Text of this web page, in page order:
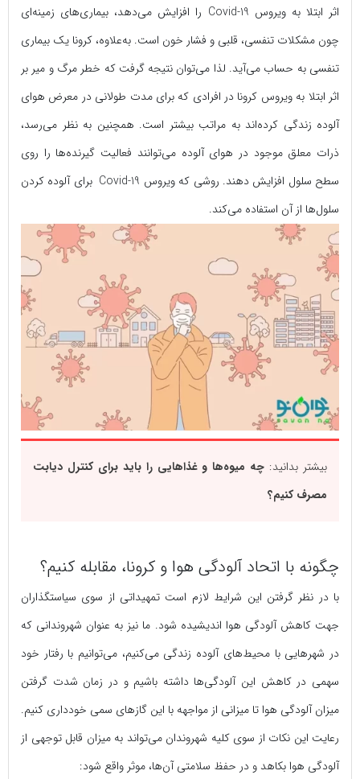
اثر ابتلا به ویروس Covid-19 را افزایش می‌دهد، بیماری‌های زمینه‌ای
چون مشکلات تنفسی، قلبی و فشار خون است. به‌علاوه، کرونا یک بیماری
تنفسی به حساب می‌آید. لذا می‌توان نتیجه گرفت که خطر مرگ و میر بر
اثر ابتلا به ویروس کرونا در افرادی که برای مدت طولانی در معرض هوای
آلوده زندگی کرده‌اند به مراتب بیشتر است. همچنین به نظر می‌رسد،
ذرات معلق موجود در هوای آلوده می‌توانند فعالیت گیرنده‌ها را روی
سطح سلول افزایش دهند. روشی که ویروس Covid-19 برای آلوده کردن
سلول‌ها از آن استفاده می‌کند.
بیشتر بدانید: چه میوه‌ها و غذاهایی را باید برای کنترل دیابت
مصرف کنیم؟
چگونه با اتحاد آلودگی هوا و کرونا، مقابله کنیم؟
با در نظر گرفتن این شرایط لازم است تمهیداتی از سوی سیاستگذاران
جهت کاهش آلودگی هوا اندیشیده شود. ما نیز به عنوان شهروندانی که
در شهرهایی با محیط‌های آلوده زندگی می‌کنیم، می‌توانیم با رفتار خود
سهمی در کاهش این آلودگی‌ها داشته باشیم و در زمان شدت گرفتن
میزان آلودگی هوا تا میزانی از مواجهه با این گازهای سمی خودداری کنیم.
رعایت این نکات از سوی کلیه شهروندان می‌تواند به میزان قابل توجهی از
آلودگی هوا بکاهد و در حفظ سلامتی آن‌ها، موثر واقع شود: